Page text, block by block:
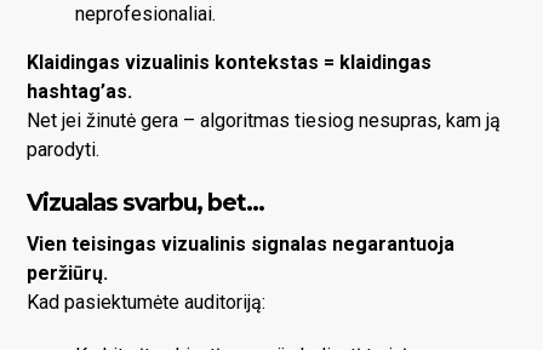
neprofesionaliai.
Klaidingas vizualinis kontekstas = klaidingas
hashtag’as.
Net jei žinutė gera – algoritmas tiesiog nesupras, kam ją
parodyti.
Vizualas svarbu, bet…
Vien teisingas vizualinis signalas negarantuoja
peržiūrų.
Kad pasiektumėte auditoriją: